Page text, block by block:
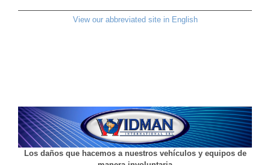
View our abbreviated site in English
Los daños que hacemos a nuestros vehículos y equipos de